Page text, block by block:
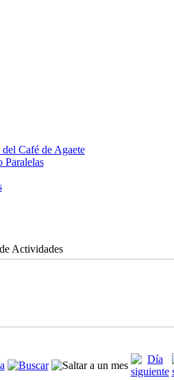
Café de Agaete
Paralelas
Actividades